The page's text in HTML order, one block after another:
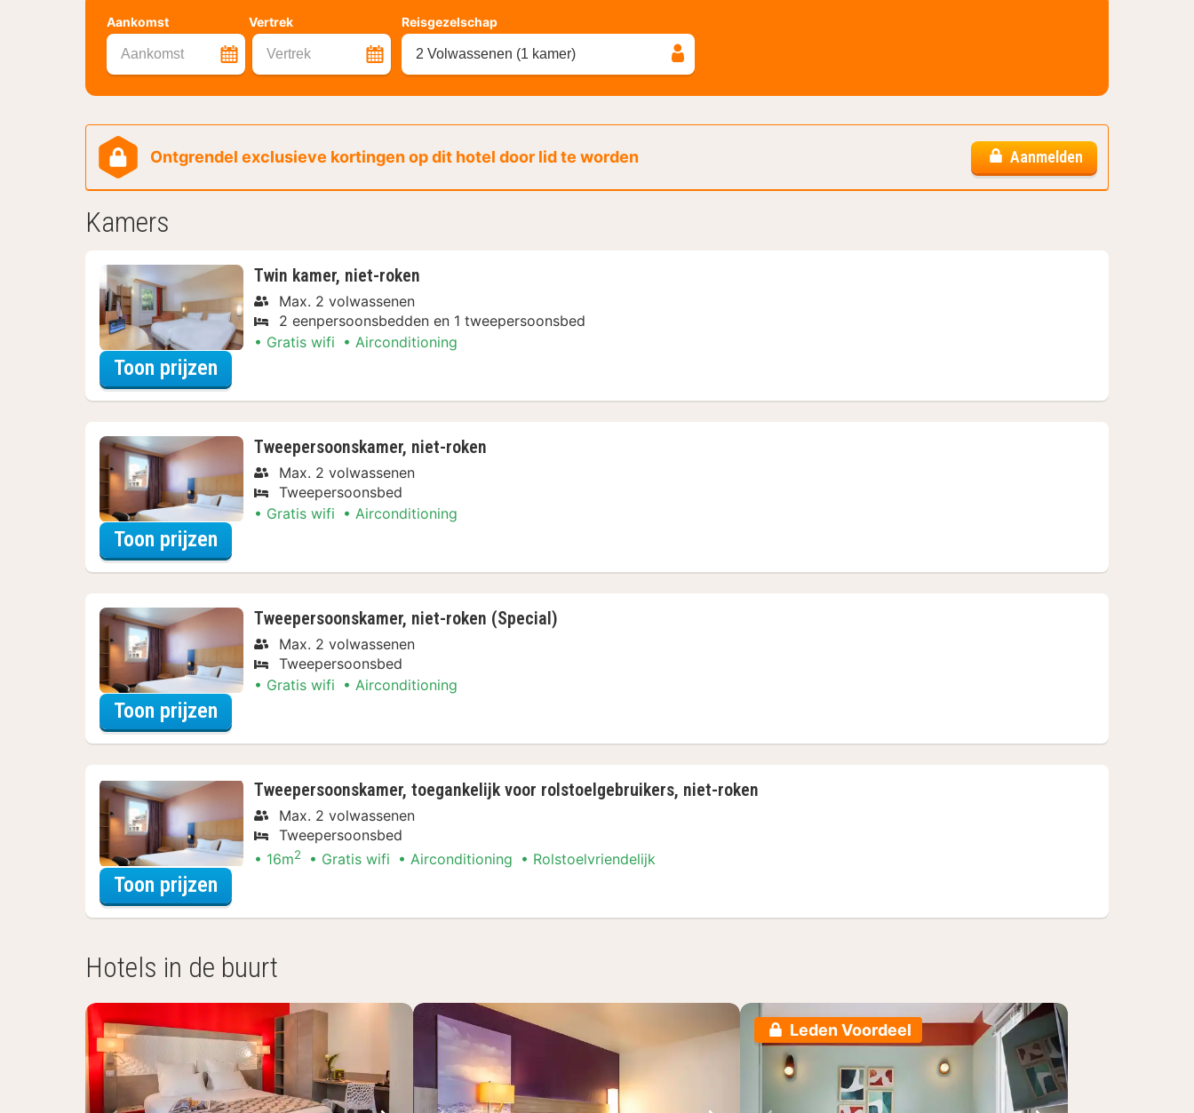
Aankomst Vertrek
Aankomst Vertrek
Reisgezelschap
2 Volwassenen (1 kamer)
Ontgrendel exclusieve kortingen op dit hotel door lid te worden Aanmelden
Kamers
Twin kamer, niet-roken
Max. 2 volwassenen
2 eenpersoonsbedden en 1 tweepersoonsbed
Gratis wifi
Airconditioning
Toon prijzen
Tweepersoonskamer, niet-roken
Max. 2 volwassenen
Tweepersoonsbed
Gratis wifi
Airconditioning
Toon prijzen
Tweepersoonskamer, niet-roken (Special)
Max. 2 volwassenen
Tweepersoonsbed
Gratis wifi
Airconditioning
Toon prijzen
Tweepersoonskamer, toegankelijk voor rolstoelgebruikers, niet-roken
Max. 2 volwassenen
Tweepersoonsbed
16m2 Gratis wifi Airconditioning Rolstoelvriendelijk
Toon prijzen
Hotels in de buurt
Leden Voordeel